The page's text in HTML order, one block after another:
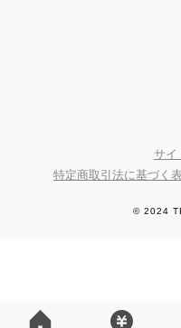
サイ
特定商取引法に基づく
© 2024